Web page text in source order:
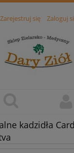
Zarejestruj się Zaloguj
kadzidła